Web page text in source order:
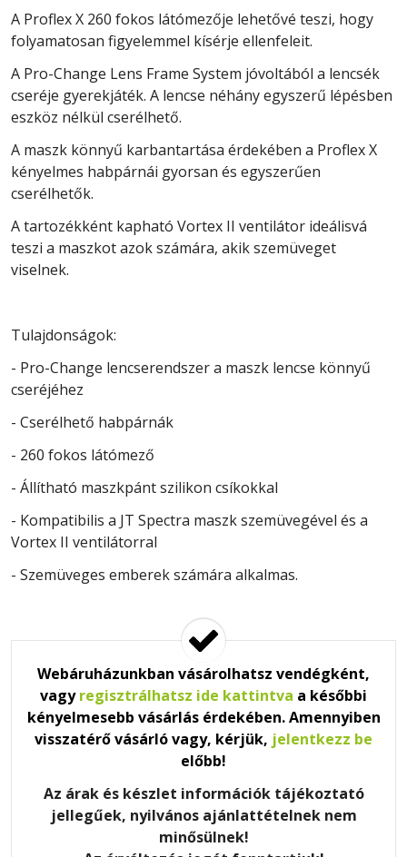
A Proflex X 260 fokos látómezője lehetővé teszi, hogy
folyamatosan figyelemmel kísérje ellenfeleit.
A Pro-Change Lens Frame System jóvoltából a lencsék
cseréje gyerekjáték. A lencse néhány egyszerű lépésben
eszköz nélkül cserélhető.
A maszk könnyű karbantartása érdekében a Proflex X
kényelmes habpárnái gyorsan és egyszerűen
cserélhetők.
A tartozékként kapható Vortex II ventilátor ideálisvá
teszi a maszkot azok számára, akik szemüveget
viselnek.
Tulajdonságok:
- Pro-Change lencserendszer a maszk lencse könnyű
cseréjéhez
- Cserélhető habpárnák
- 260 fokos látómező
- Állítható maszkpánt szilikon csíkokkal
- Kompatibilis a JT Spectra maszk szemüvegével és a
Vortex II ventilátorral
- Szemüveges emberek számára alkalmas.
Webáruházunkban vásárolhatsz vendégként,
vagyregisztrálhatsz ide kattintva a későbbi
kényelmesebb vásárlás érdekében. Amennyiben
visszatérő vásárló vagy, kérjük, jelentkezz be
előbb!
Az árak és készlet információk tájékoztató
jellegűek, nyilvános ajánlattételnek nem
minősülnek!